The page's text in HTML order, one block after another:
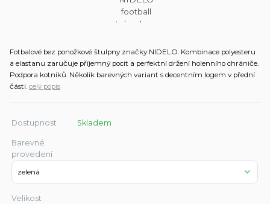
Fotbalové bez ponožkové štulpny značky NIDELO. Kombinace polyesteru
a elastanu zaručuje příjemný pocit a perfektní držení holenního chrániče.
Podpora kotníků. Několik barevných variant s decentním logem v přední
části. celý popis
Dostupnost Skladem
Barevné
provedení
Velikost